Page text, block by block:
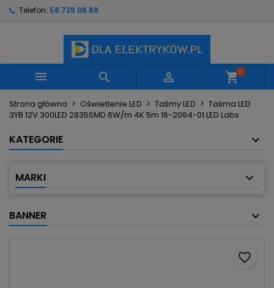
Telefon: 58 728 08 88
   shopping_cart0
Strona główna Oświetlenie LED Taśmy LED
Taśma LED
3YB 12V 300LED 2835SMD 6W/m 4K 5m 16-2064-01 LED Labs
KATEGORIE
MARKI
BANNER
favorite_border
Utwórz nową listę
Nazwa listy życzeń
Anuluj Utwórz listę życzeń
Musisz być zalogowany by zapisać produkty na
swojej liście życzeń.
Anuluj Zaloguj się